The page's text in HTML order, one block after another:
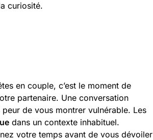
curiosité.
en couple, c’est le moment de
partenaire. Une conversation
de vous montrer vulnérable. Les
dans un contexte inhabituel.
votre temps avant de vous dévoiler